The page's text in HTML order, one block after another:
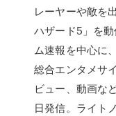
レーヤーや敵を
ハザード5」を
ム速報を中心に
総合エンタメサ
ビュー、動画な
日発信。ライト